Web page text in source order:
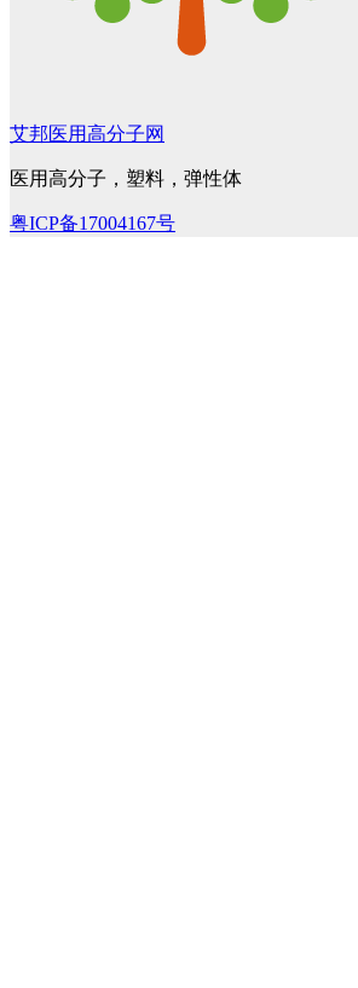
艾邦医用高分子网
医用高分子，塑料，弹性体
粤ICP备17004167号